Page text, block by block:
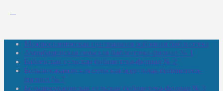
Межпоселенческая центральная районная библиотека
Амзибашевская сельская библиотека-филиал № 1
Бабаевская сельская библиотека-филиал № 2
Большекачаковская сельская модельная библиотека-
филиал № 7
Большекуразовская сельская библиотека-филиал № 3